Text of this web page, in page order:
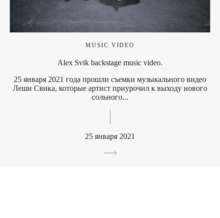
MUSIC VIDEO
Alex Svik backstage music video.
25 января 2021 года прошли съемки музыкального видео
Леши Свика, которые артист приурочил к выходу нового
сольного...
25 января 2021